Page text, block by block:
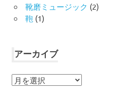
靴磨ミュージック (2)
鞄 (1)
アーカイブ
ア